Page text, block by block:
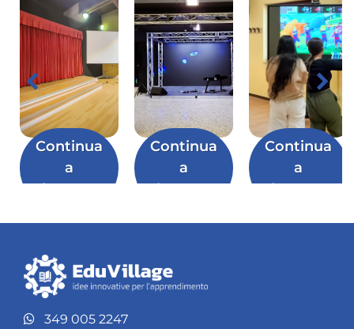
Continua
a
leggere
Continua
a
leggere
Continua
a
leggere
349 005 2247